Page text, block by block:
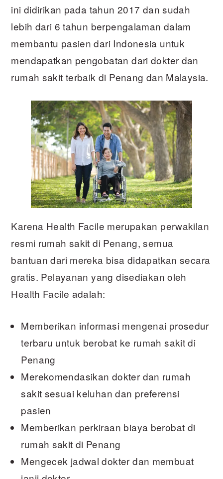
ini didirikan pada tahun 2017 dan sudah
lebih dari 6 tahun berpengalaman dalam
membantu pasien dari Indonesia untuk
mendapatkan pengobatan dari dokter dan
rumah sakit terbaik di Penang dan Malaysia.
Karena Health Facile merupakan perwakilan
resmi rumah sakit di Penang, semua
bantuan dari mereka bisa didapatkan secara
gratis. Pelayanan yang disediakan oleh
Health Facile adalah:
Memberikan informasi mengenai prosedur
terbaru untuk berobat ke rumah sakit di
Penang
Merekomendasikan dokter dan rumah
sakit sesuai keluhan dan preferensi
pasien
Memberikan perkiraan biaya berobat di
rumah sakit di Penang
Mengecek jadwal dokter dan membuat